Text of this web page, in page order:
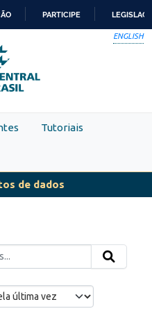
PARTICIPE
ENGLISH
Tutoriais
de dados